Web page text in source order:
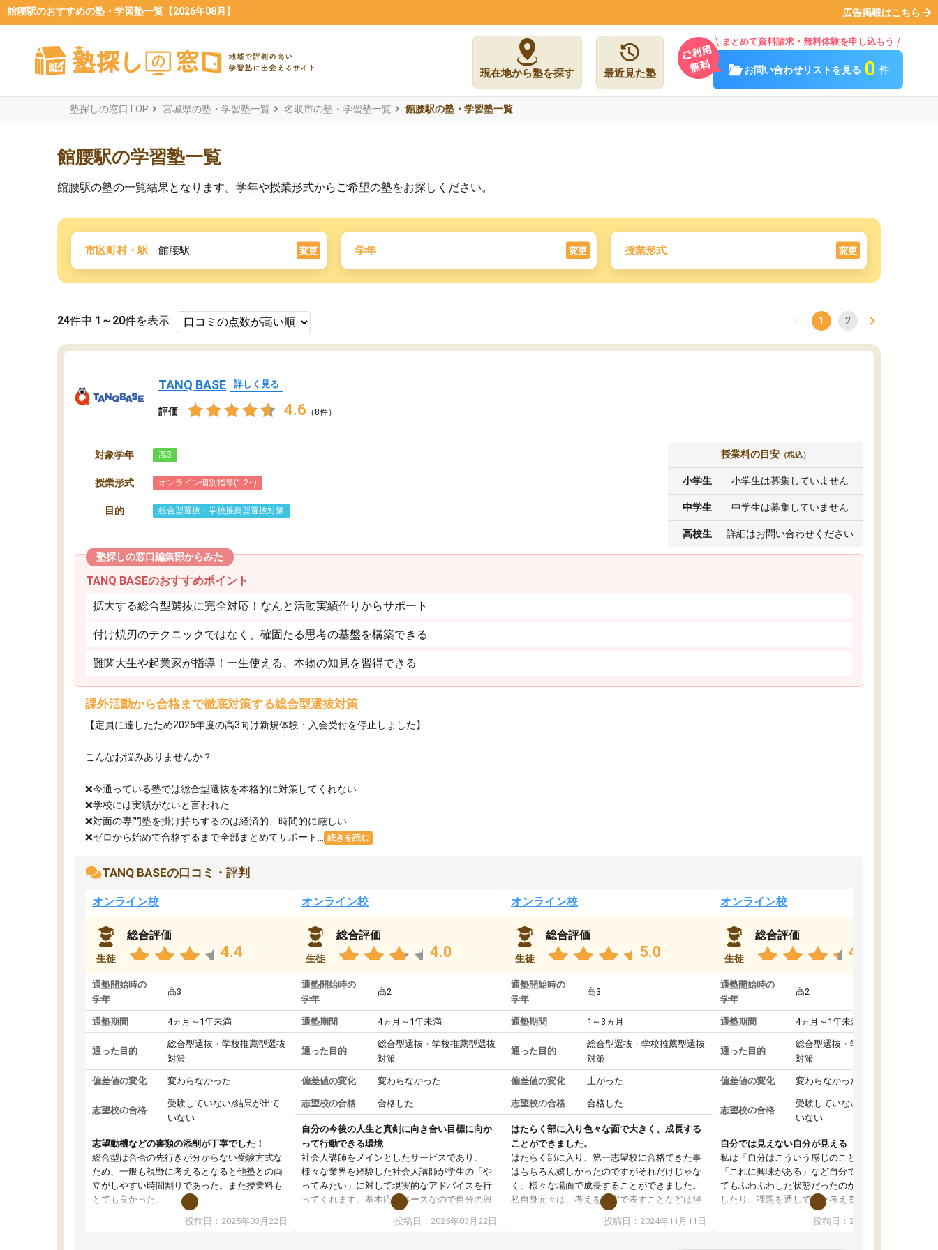
館腰駅のおすすめの塾・学習塾一覧【2026年08月】 広告掲載はこちら
現在地から塾を探す 最近見た塾
まとめて資料請求・無料体験を申し込もう
お問い合わせリストを見る 0 件
塾探しの窓口TOP 宮城県の塾・学習塾一覧 名取市の塾・学習塾一覧 館腰駅の塾・学習塾一覧
館腰駅の学習塾一覧
館腰駅の塾の一覧結果となります。学年や授業形式からご希望の塾をお探しください。
市区町村・駅 館腰駅 変更 学年 変更 授業形式 変更
24件中 1～20件を表示 1 2
TANQ BASE 詳しく見る
評価 4.6 （8件）
対象学年 高3
授業形式 オンライン個別指導(1:2~)
目的 総合型選抜・学校推薦型選抜対策
授業料の目安 （税込）
小学生 小学生は募集していません
中学生 中学生は募集していません
高校生 詳細はお問い合わせください
塾探しの窓口編集部からみた
TANQ BASEのおすすめポイント
拡大する総合型選抜に完全対応！なんと活動実績作りからサポート
付け焼刃のテクニックではなく、確固たる思考の基盤を構築できる
難関大生や起業家が指導！一生使える、本物の知見を習得できる
課外活動から合格まで徹底対策する総合型選抜対策
【定員に達したため2026年度の高3向け新規体験・入会受付を停止しました】
こんなお悩みありませんか？
❌今通っている塾では総合型選抜を本格的に対策してくれない
❌学校には実績がないと言われた
❌対面の専門塾を掛け持ちするのは経済的、時間的に厳しい
❌ゼロから始めて合格するまで全部まとめてサポート...
続きを読む
TANQ BASEの口コミ・評判
オンライン校
生徒
総合評価
4.4
通塾開始時の
学年
高3
通塾期間 4ヵ月～1年未満
通った目的
総合型選抜・学校推薦型選抜
対策
偏差値の変化 変わらなかった
志望校の合格
受験していない/結果が出て
いない
志望動機などの書類の添削が丁寧でした！
総合型は合否の先行きが分からない受験方式な
ため、一般も視野に考えるとなると他塾との両
立がしやすい時間割りであった。また授業料も
とても良かった。
総合型の多くの塾は大学生が見ることが多い
が、はたらく部総合型コースは大学生の目だけ
投稿日：2025年03月22日
オンライン校
生徒
総合評価
4.0
通塾開始時の
学年
高2
通塾期間 4ヵ月～1年未満
通った目的
総合型選抜・学校推薦型選抜
対策
偏差値の変化 変わらなかった
志望校の合格 合格した
自分の今後の人生と真剣に向き合い目標に向か
って行動できる環境
社会人講師をメインとしたサービスであり、
様々な業界を経験した社会人講師が学生の「や
ってみたい」に対して現実的なアドバイスを行
ってくれます。基本応援ベースなので自分の興
味分野について学生知識では思いつかない部分
まで深ぼる事が出来ます。
投稿日：2025年03月22日
オンライン校
生徒
総合評価
5.0
通塾開始時の
学年
高3
通塾期間 1～3ヵ月
通った目的
総合型選抜・学校推薦型選抜
対策
偏差値の変化 上がった
志望校の合格 合格した
はたらく部に入り色々な面で大きく、成長する
ことができました。
はたらく部に入り、第一志望校に合格できた事
はもちろん嬉しかったのですがそれだけじゃな
く、様々な場面で成長することができました。
私自身元々は、考えを文字で表すことなどは得
意だったのですが、人前で話すことやコミュニ
ケーションをとることが苦手でした。
投稿日：2024年11月11日
オンライン校
生徒
総合評価
4.8
通塾開始時の
学年
高2
通塾期間 4ヵ月～1年未満
通った目的
総合型選抜・学校推薦型選抜
対策
偏差値の変化 変わらなかった
志望校の合格
受験していない/結果が出て
いない
自分では見えない自分が見える
私は「自分はこういう感じのことがしたい」
「これに興味がある」など自分で自己分析をし
てもふわふわした状態だったのが、コーチと話
したり、課題を通してまた考えることで、もっ
と詳しく自分のことが理解できました。いつで
も質問できるので、そこも1つの魅力です。ま
投稿日：2024年10月31日